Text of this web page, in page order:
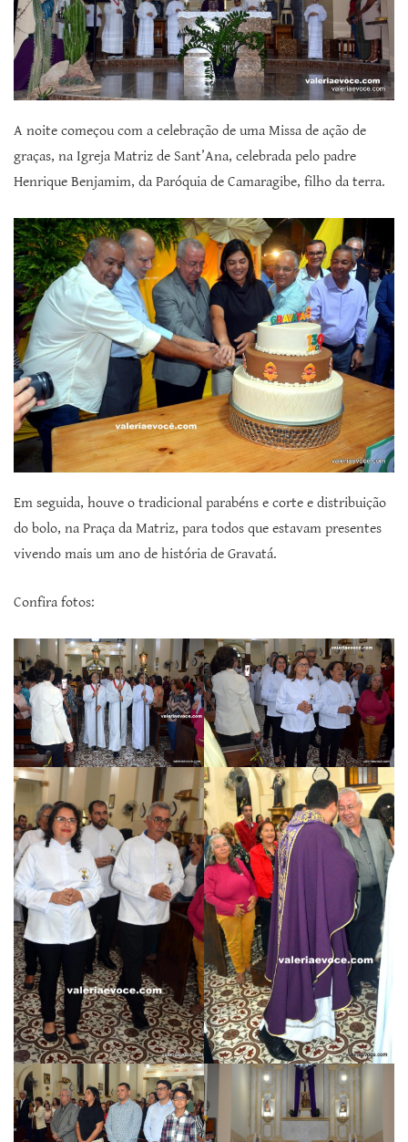
A noite começou com a celebração de uma Missa de ação de
graças, na Igreja Matriz de Sant’Ana, celebrada pelo padre
Henrique Benjamim, da Paróquia de Camaragibe, filho da terra.
Em seguida, houve o tradicional parabéns e corte e distribuição
do bolo, na Praça da Matriz, para todos que estavam presentes
vivendo mais um ano de história de Gravatá.
Confira fotos: